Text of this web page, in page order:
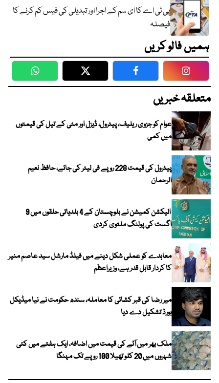
پی ٹی اے کا ای سم کے اجرا اور تبدیلی کی فیس کم کرنے کا
فیصلہ
ہمیں فالو کریں
WhatsApp Twitter Facebook
متعلقہ خبریں
عوام کو جزوی ریلیف، پیٹرول، ڈیزل اور مٹی کے تیل کی قیمتوں
میں کمی
پیٹرول کی قیمت 228 روپے فی لیٹر کی جائے، حافظ نعیم
الرحمان
الیکشن کمیشن نے بلوچستان کے 4 بلدیاتی حلقوں میں 9
اگست کی پولنگ ملتوی کردی
معاہدے کو عملی شکل دینے میں فیلڈ مارشل سید عاصم منیر
کا کردار قابل قدر ہے، وزیراعظم
میر رضا کی قبر کشائی کا معاملہ، سندھ حکومت نے نیا میڈیکل
بورڈ تشکیل دے دیا
ملک بھر میں آٹے کی قیمت میں اضافہ، ایک ہفتے میں کئی
شہروں میں 20 کلو تھیلا 100 روپے تک مہنگا